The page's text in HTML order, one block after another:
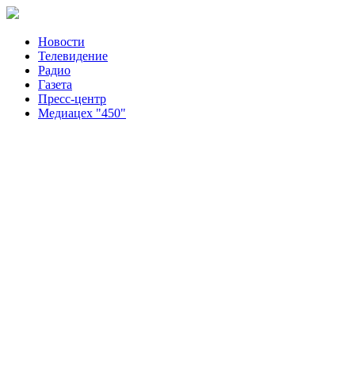
Новости
Телевидение
Радио
Газета
Пресс-центр
Медиацех "450"